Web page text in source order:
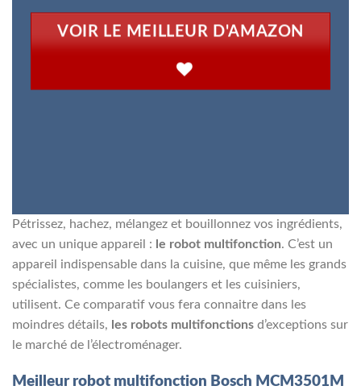
VOIR LE MEILLEUR D'AMAZON
Pétrissez, hachez, mélangez et bouillonnez vos ingrédients,
avec un unique appareil : le robot multifonction. C’est un
appareil indispensable dans la cuisine, que même les grands
spécialistes, comme les boulangers et les cuisiniers,
utilisent. Ce comparatif vous fera connaitre dans les
moindres détails, les robots multifonctions d’exceptions sur
le marché de l’électroménager.
Meilleur robot multifonction Bosch MCM3501M